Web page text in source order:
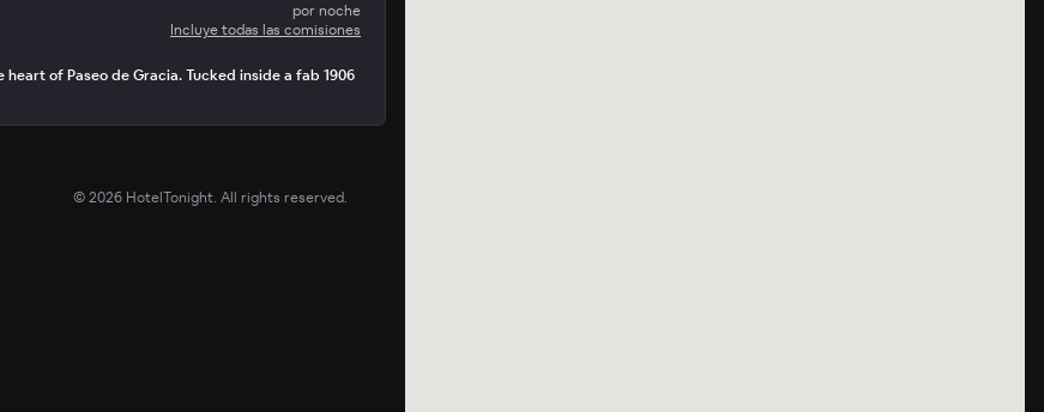
por noche
Incluye todas las comisiones
of Paseo de Gracia. Tucked inside a fab 1906
©2026 HotelTonight. All rights reserved.